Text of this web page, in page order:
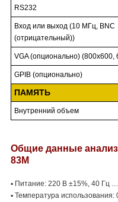
RS232
Вход или выход (10 МГц, BNC
(отрицательный))
VGA (опционально) (800х600,
GPIB (опционально)
ПАМЯТЬ
Внутренний объем
Общие данные
83М
▪ Питание: 220 В ±15%, 40 Гц
▪ Температура